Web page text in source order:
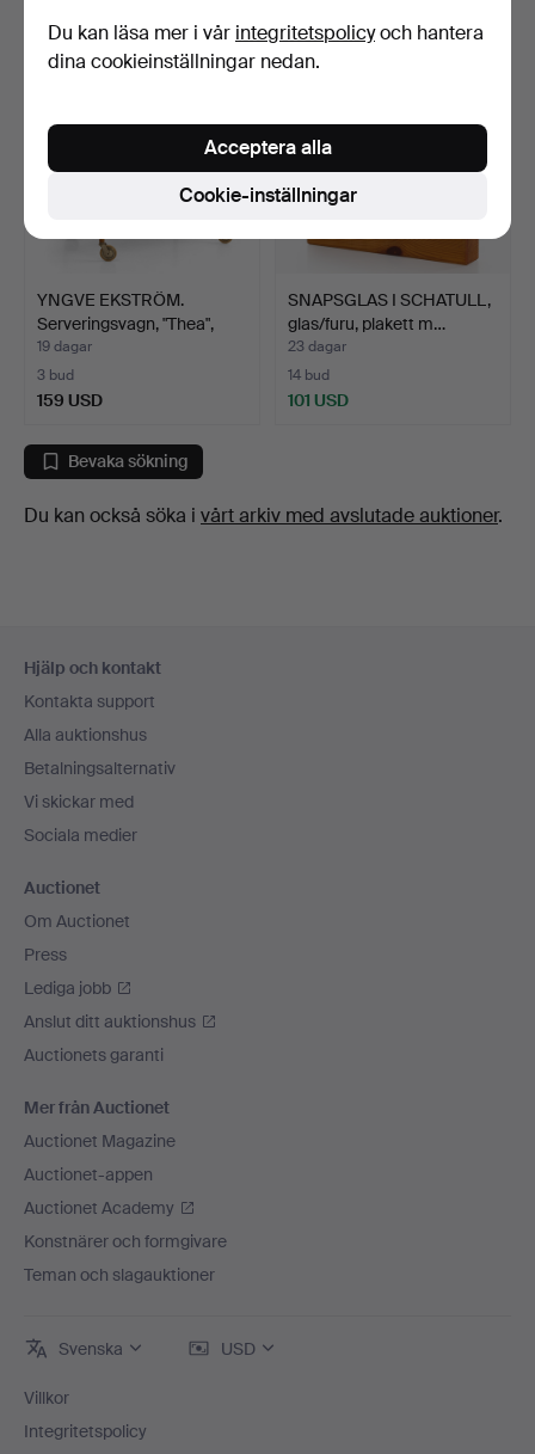
YNGVE EKSTRÖM.
Serveringsvagn, "Thea",
Käl…
19 dagar
3 bud
159 USD
SNAPSGLAS I SCHATULL,
glas/furu, plakett m…
23 dagar
14 bud
101 USD
Bevaka sökning
Du kan också söka i vårt arkiv med avslutade auktioner.
Hjälp och kontakt
Kontakta support
Alla auktionshus
Betalningsalternativ
Vi skickar med
Sociala medier
Auctionet
Om Auctionet
Press
Lediga jobb
Anslut ditt auktionshus
Auctionets garanti
Mer från Auctionet
Auctionet Magazine
Auctionet-appen
Auctionet Academy
Konstnärer och formgivare
Teman och slagauktioner
Svenska USD
Villkor
Integritetspolicy
Du kan läsa mer i vår integritetspolicyoch hantera
dina cookieinställningar nedan.
Cookie-inställningar
Acceptera alla